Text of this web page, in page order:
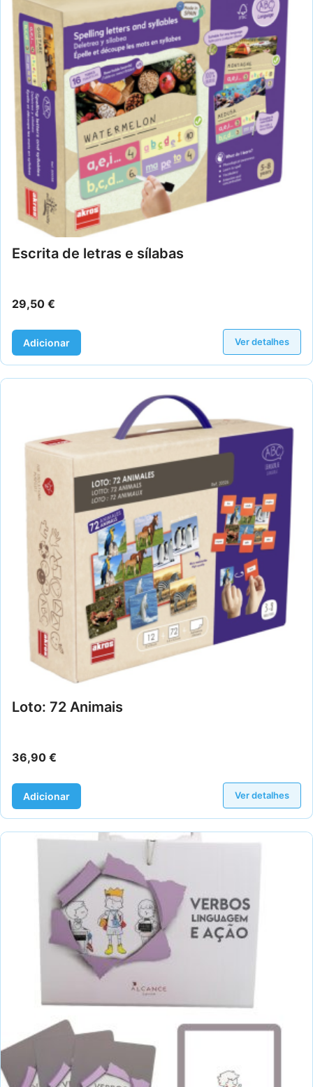
Escrita de letras e sílabas
29,50 €
Adicionar Ver detalhes
Loto: 72 Animais
36,90 €
Adicionar Ver detalhes